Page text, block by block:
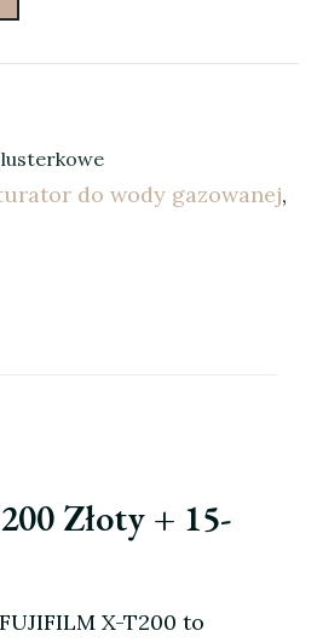
do wody gazowanej,
Złoty + 15-
X-T200 to